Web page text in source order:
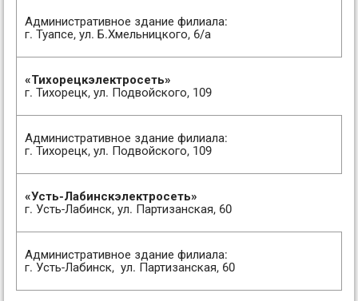
Административное здание филиала:
г. Туапсе, ул. Б.Хмельницкого, 6/а
«Тихорецкэлектросеть»
г. Тихорецк, ул. Подвойского, 109
Административное здание филиала:
г. Тихорецк, ул. Подвойского, 109
«Усть-Лабинскэлектросеть»
г. Усть-Лабинск, ул. Партизанская, 60
Административное здание филиала:
г. Усть-Лабинск, ул. Партизанская, 60